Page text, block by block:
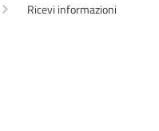
Ricevi informazioni